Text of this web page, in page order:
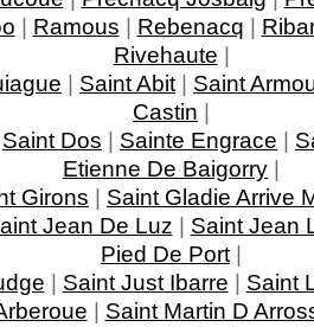
| Ramous | Rebenacq |
Rivehaute |
| Saint Abit | Saint
Castin |
Saint Dos | Sainte Engrace |
Etienne De Baigorry |
Girons | Saint Gladie Arrive
Jean De Luz | Saint Jean
Pied De Port |
| Saint Just Ibarre | Saint
| Saint Martin D